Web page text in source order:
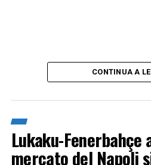
CONTINUA A
Lukaku-
mercato del Napoli